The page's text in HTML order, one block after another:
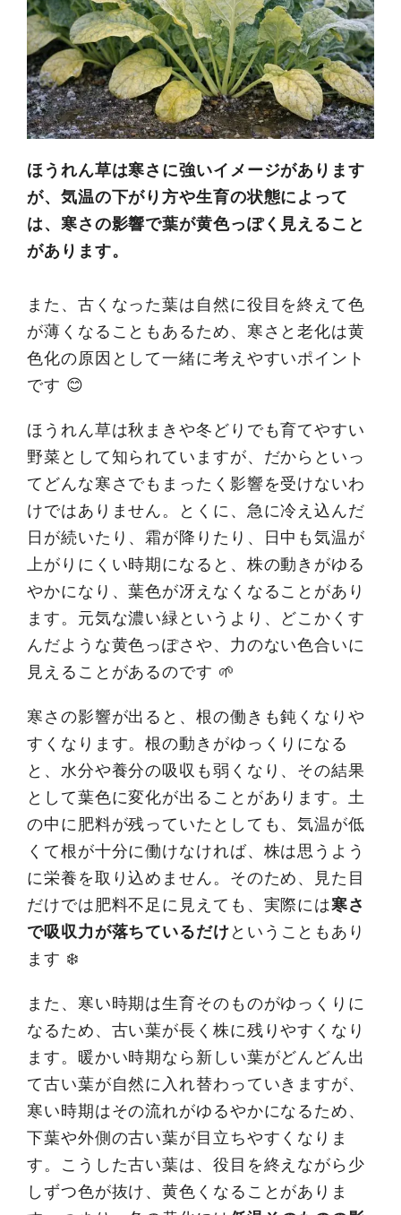
ほうれん草は寒さに強いイメージがあります
が、気温の下がり方や生育の状態によって
は、寒さの影響で葉が黄色っぽく見えること
があります。
また、古くなった葉は自然に役目を終えて色
が薄くなることもあるため、寒さと老化は黄
色化の原因として一緒に考えやすいポイント
です 😊
ほうれん草は秋まきや冬どりでも育てやすい
野菜として知られていますが、だからといっ
てどんな寒さでもまったく影響を受けないわ
けではありません。とくに、急に冷え込んだ
日が続いたり、霜が降りたり、日中も気温が
上がりにくい時期になると、株の動きがゆる
やかになり、葉色が冴えなくなることがあり
ます。元気な濃い緑というより、どこかくす
んだような黄色っぽさや、力のない色合いに
見えることがあるのです 🌱
寒さの影響が出ると、根の働きも鈍くなりや
すくなります。根の動きがゆっくりになる
と、水分や養分の吸収も弱くなり、その結果
として葉色に変化が出ることがあります。土
の中に肥料が残っていたとしても、気温が低
くて根が十分に働けなければ、株は思うよう
に栄養を取り込めません。そのため、見た目
だけでは肥料不足に見えても、実際には寒さ
で吸収力が落ちているだけということもあり
ます ❄️
また、寒い時期は生育そのものがゆっくりに
なるため、古い葉が長く株に残りやすくなり
ます。暖かい時期なら新しい葉がどんどん出
て古い葉が自然に入れ替わっていきますが、
寒い時期はその流れがゆるやかになるため、
下葉や外側の古い葉が目立ちやすくなりま
す。こうした古い葉は、役目を終えながら少
しずつ色が抜け、黄色くなることがありま